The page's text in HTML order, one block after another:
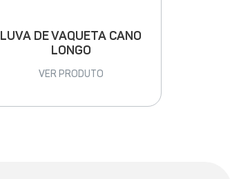
LUVA DE VAQUETA CANO
LONGO
VER PRODUTO